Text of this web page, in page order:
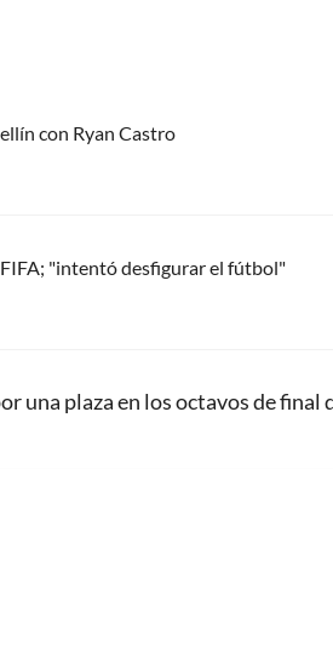
con Ryan Castro
"intentó desfigurar el fútbol"
una plaza en los octavos de final